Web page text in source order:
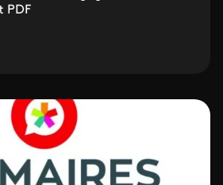
PDF